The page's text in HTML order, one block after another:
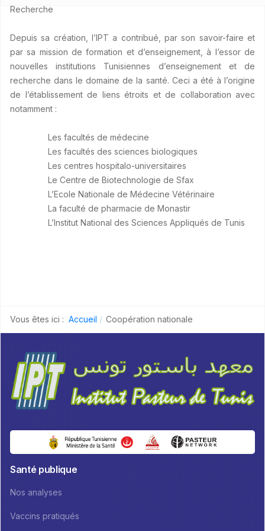
Recherche
Depuis sa création, l’IPT a contribué, par son savoir-faire et
par sa mission de formation et d’enseignement, à l’essor de
nouvelles institutions Tunisiennes d’enseignement et de
recherche dans le domaine de la santé. Ceci a été à l’origine
de l’établissement de liens étroits et de collaboration avec
notamment :
Les facultés de médecine
Les facultés des sciences biologiques
Les centres hospitalo-universitaires
Le Centre de Biotechnologie de Sfax
L’Ecole Nationale de Médecine Vétérinaire
La faculté de pharmacie de Monastir
L’Institut National des Sciences Appliqués de Tunis
Vous êtes ici : Accueil Coopération nationale
Santé publique
Nos analyses
Vaccins pratiqués